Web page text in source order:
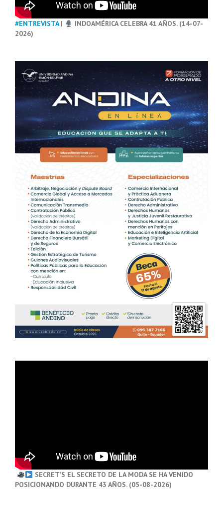
#ENTREVISTA|
INDOAMÉRICA CELEBRA 41 AÑOS. (14-07-
2026)
SECRET’S EL SECRETO DE LA MODA SE HA VENIDO
POSICIONANDO DURANTE 43 AÑOS. (05-08-2026)